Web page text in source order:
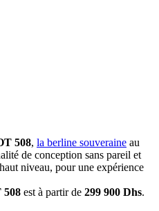
508, la berline souveraine au
de conception sans pareil et
niveau, pour une expérience
508 est à partir de 299 900 Dhs.